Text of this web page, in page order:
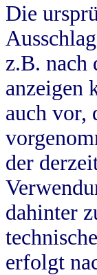
Die
z.B. nach
anzeigen
auch vor,
der
dahinter
erfolgt